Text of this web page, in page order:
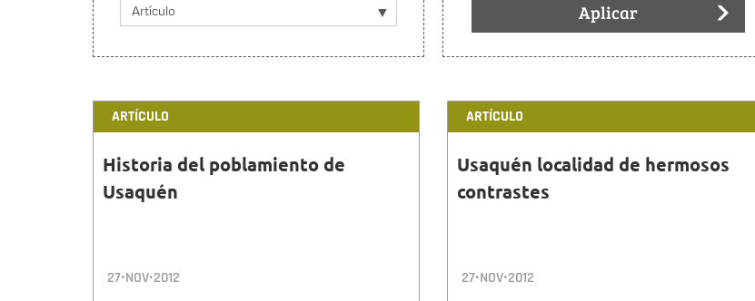
Aplicar
ARTÍCULO
Historia del poblamiento de
Usaquén
27•NOV•2012
ARTÍCULO
Usaquén localidad de hermosos
contrastes
27•NOV•2012